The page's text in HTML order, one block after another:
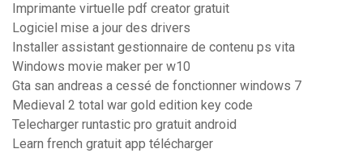
Imprimante virtuelle pdf creator gratuit
Logiciel mise a jour des drivers
Installer assistant gestionnaire de contenu ps vita
Windows movie maker per w10
Gta san andreas a cessé de fonctionner windows 7
Medieval 2 total war gold edition key code
Telecharger runtastic pro gratuit android
Learn french gratuit app télécharger